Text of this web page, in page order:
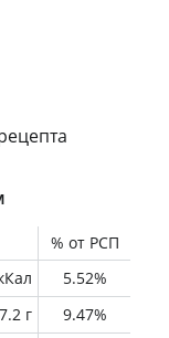
% от РСП
5.52%
7.2 г
9.47%